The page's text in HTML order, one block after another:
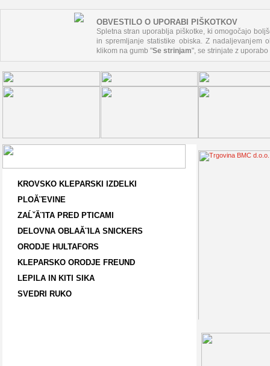
OBVESTILO O UPORABI PIŠKOTKOV
Spletna stran uporablja piškotke, ki omogočajo
in spremljanje statistike obiska. Z nadaljevanjem
klikom na gumb "Se strinjam", se strinjate z
KROVSKO KLEPARSKI IZDELKI
PLOĂ¨EVINE
ZAĹˇĂ¨ITA PRED PTICAMI
DELOVNA OBLAĂ¨ILA SNICKERS
ORODJE HULTAFORS
KLEPARSKO ORODJE FREUND
LEPILA IN KITI SIKA
SVEDRI RUKO